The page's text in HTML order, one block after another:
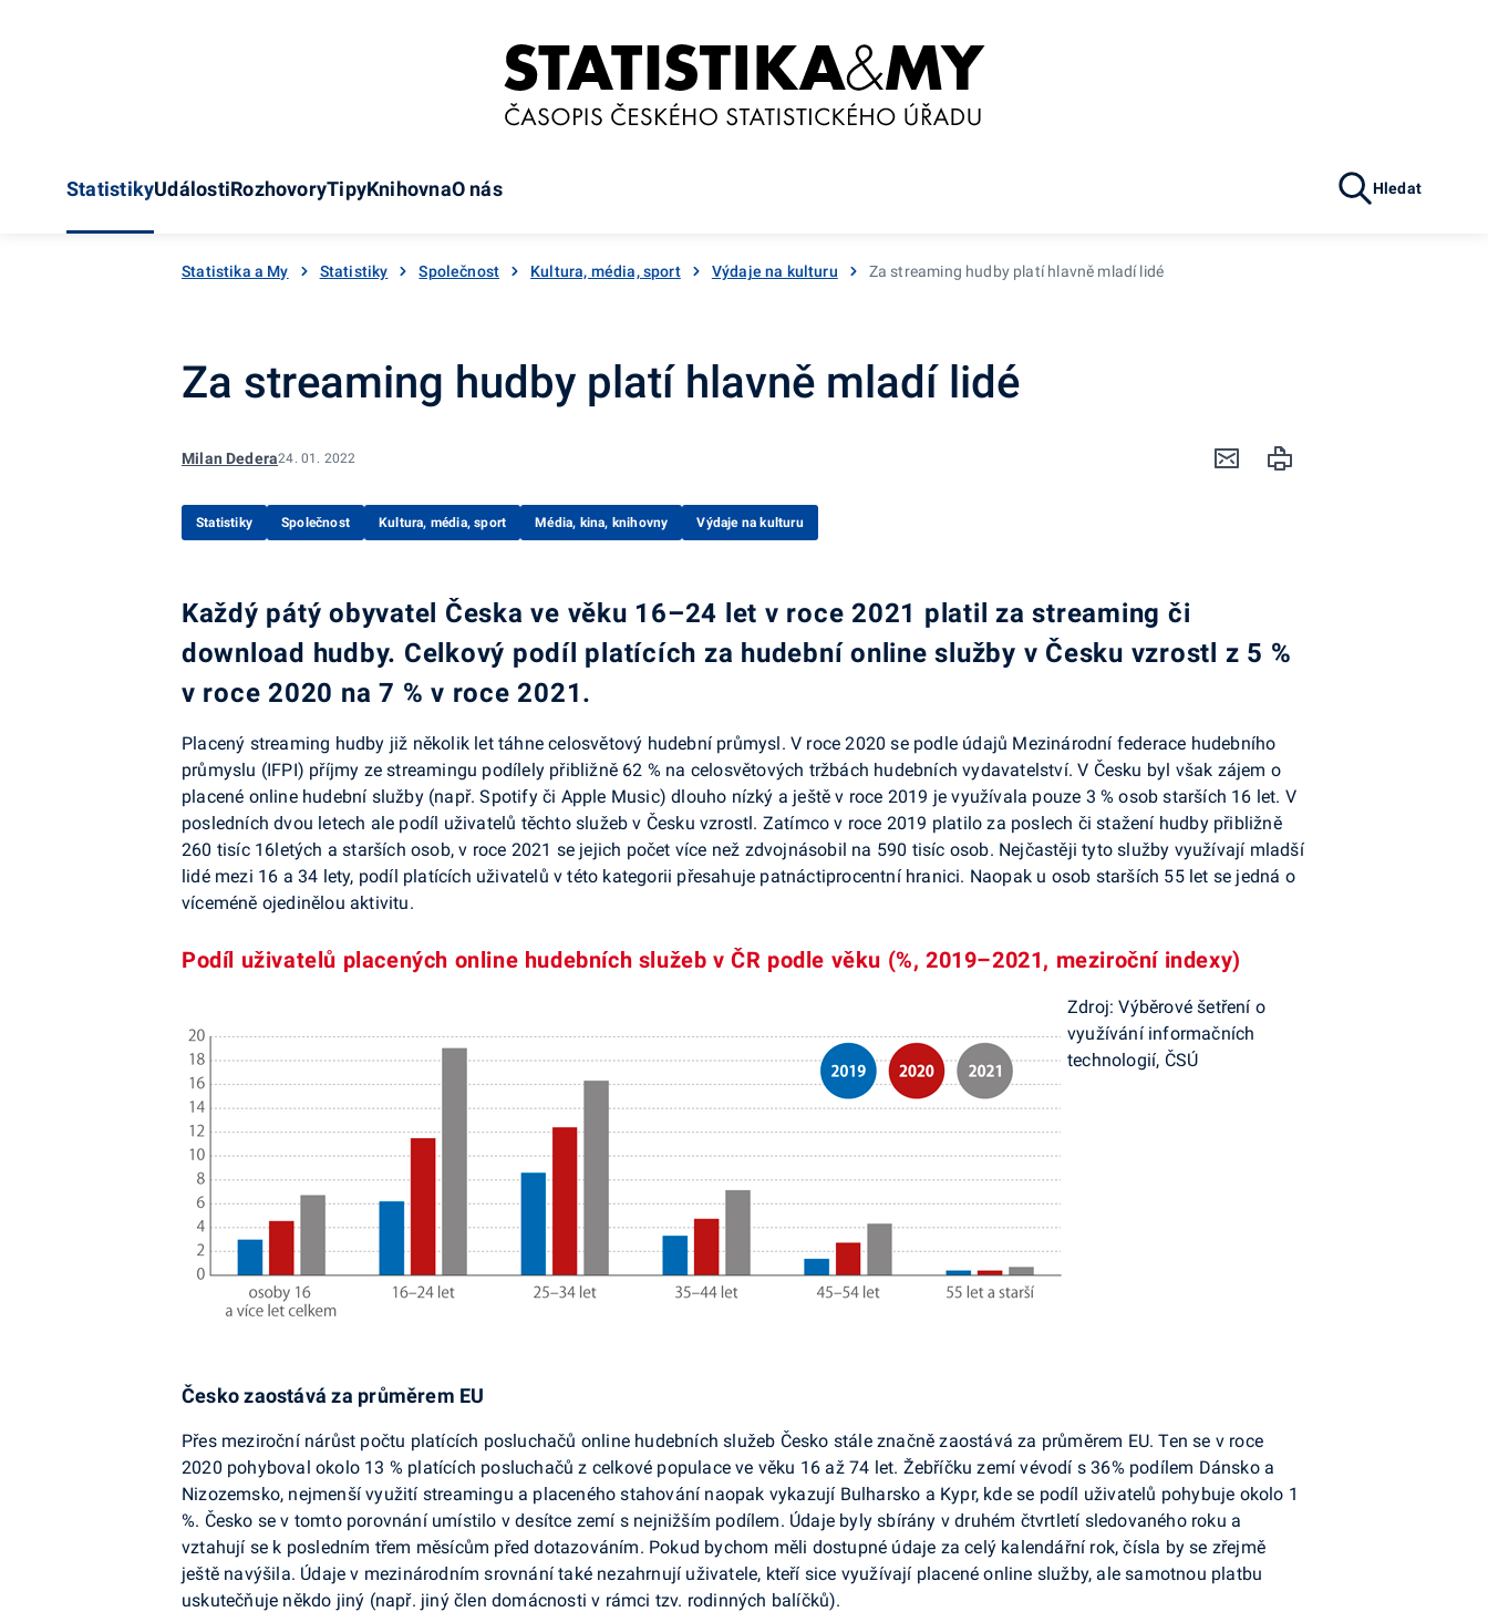
StatistikyUdálostiRozhovoryTipyKnihovnaO nás Hledat
Statistika a My Statistiky Společnost Kultura, média, sport Výdaje na kulturu Za streaming hudby platí hlavně mladí lidé
Za streaming hudby platí hlavně mladí lidé
Milan Dedera24. 01. 2022
Statistiky Společnost Kultura, média, sport Média, kina, knihovny Výdaje na kulturu
Každý pátý obyvatel Česka ve věku 16–24 let v roce 2021 platil za streaming či
download hudby. Celkový podíl platících za hudební online služby v Česku vzrostl z 5 %
v roce 2020 na 7 % v roce 2021.
Placený streaming hudby již několik let táhne celosvětový hudební průmysl. V roce 2020 se podle údajů Mezinárodní federace hudebního
průmyslu (IFPI) příjmy ze streamingu podílely přibližně 62 % na celosvětových tržbách hudebních vydavatelství. V Česku byl však zájem o
placené online hudební služby (např. Spotify či Apple Music) dlouho nízký a ještě v roce 2019 je využívala pouze 3 % osob starších 16 let. V
posledních dvou letech ale podíl uživatelů těchto služeb v Česku vzrostl. Zatímco v roce 2019 platilo za poslech či stažení hudby přibližně
260 tisíc 16letých a starších osob, v roce 2021 se jejich počet více než zdvojnásobil na 590 tisíc osob. Nejčastěji tyto služby využívají mladší
lidé mezi 16 a 34 lety, podíl platících uživatelů v této kategorii přesahuje patnáctiprocentní hranici. Naopak u osob starších 55 let se jedná o
víceméně ojedinělou aktivitu.
Podíl uživatelů placených online hudebních služeb v ČR podle věku (%, 2019–2021, meziroční indexy)
Zdroj: Výběrové šetření o
využívání informačních
technologií, ČSÚ
Česko zaostává za průměrem EU
Přes meziroční nárůst počtu platících posluchačů online hudebních služeb Česko stále značně zaostává za průměrem EU. Ten se v roce
2020 pohyboval okolo 13 % platících posluchačů z celkové populace ve věku 16 až 74 let. Žebříčku zemí vévodí s 36% podílem Dánsko a
Nizozemsko, nejmenší využití streamingu a placeného stahování naopak vykazují Bulharsko a Kypr, kde se podíl uživatelů pohybuje okolo 1
%. Česko se v tomto porovnání umístilo v desítce zemí s nejnižším podílem. Údaje byly sbírány v druhém čtvrtletí sledovaného roku a
vztahují se k posledním třem měsícům před dotazováním. Pokud bychom měli dostupné údaje za celý kalendářní rok, čísla by se zřejmě
ještě navýšila. Údaje v mezinárodním srovnání také nezahrnují uživatele, kteří sice využívají placené online služby, ale samotnou platbu
uskutečňuje někdo jiný (např. jiný člen domácnosti v rámci tzv. rodinných balíčků).